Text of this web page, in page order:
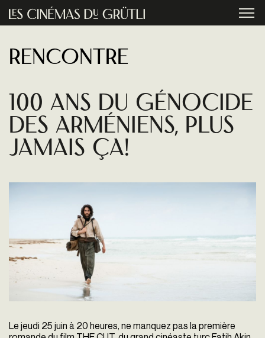
Aller au contenu principal
Rencontre
100 Ans Du GÉnocide
Des ArmÉniens, Plus
Jamais Ça!
Le jeudi 25 juin à 20 heures, ne manquez pas la première